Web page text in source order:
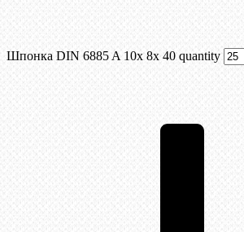
Шпонка DIN 6885 A 10x 8x 40 quantity